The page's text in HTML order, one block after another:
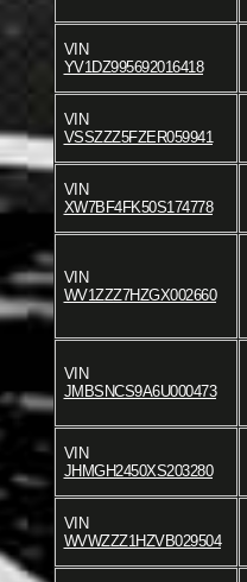
VIN
YV1DZ995692016418
VIN
VSSZZZ5FZER059941
VIN
XW7BF4FK50S174778
VIN
WV1ZZZ7HZGX002660
VIN
JMBSNCS9A6U000473
VIN
JHMGH2450XS203280
VIN
WVWZZZ1HZVB029504